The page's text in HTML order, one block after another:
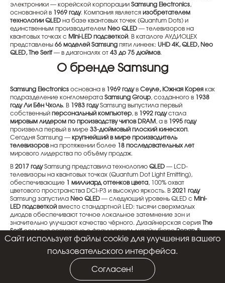
электроники — корейской корпорации Samsung Electronics,
основанной в 1969 году. Компания является изобретателем
технологии QLED на базе квантовых точек (Quantum Dots) и
единственным производителем Neo QLED — телевизоров на
квантовых точках с Mini-LED подсветкой. В каталоге АУДИОЦЕХ
представлены 66 моделей Samsung пяти линеек: UHD 4K, QLED, Neo
QLED, The Serif— в диагоналях от 43 до 75 дюймов.
О бренде Samsung
Samsung Electronics основана в 1969 годув Сеуле, Южная Корея как
подразделение конгломерата Samsung Group, созданного в 1938
году Ли Бён Чхоль. В 1983 годуSamsung выпустила первый
собственный персональный компьютер, в 1992 годустала
мировым лидером по производству чипов DRAM , а в 1995 году
произвела первый в мире 33-дюймовый плоский кинескоп.
Сегодня Samsung — крупнейший в мире производитель
телевизоровна протяжении более 18 последовательных лет
мирового лидерства по объёму продаж.
В 2017 годуSamsung представила технологию QLED — LCD-
телевизоры на квантовых точках (Quantum Dot Light Emitting),
обеспечивающие 1 миллиард оттенков цвета, 100% охват
цветового пространства DCI-P3 и высокую яркость. В 2021 году
Samsung запустила Neo QLED — следующий уровень QLED с Mini-
LED подсветкой вместо стандартной LED: тысячи сверхмалых
диодов обеспечивают точное локальное затемнение зон и
значительно улучшают качество чёрного. Дизайнерская серия The
Serifсоздана совместно с французским дизайн-бюроRonan &
Erwan Bouroullecи удостоена наградRed Dot Award иiF Design
Главная фишка Samsungв линейке телевизоров —
Quantum Dot (QLED)и процессорQuantum Processor 4K
нейронным алгоритмом апскейлинга любого контента до 4K.
Cайт использует файлы cookie для улучшения вашего
пользовательского интерфейса.
Согласен!